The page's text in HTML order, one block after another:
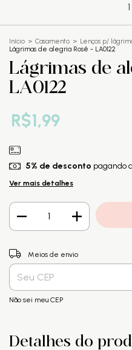
1
Início > Casamento > Lenços p/
Lágrimas de alegria Rosê - LA0122
Lágrimas de
LA0122
R$1,99
5% de desconto pagando
Ver mais detalhes
Entregas para o CEP:
Meios de envio
Não sei meu CEP
Detalhes do